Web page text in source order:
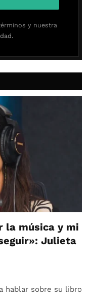
y nuestra
la música y mi
Julieta
hablar sobre su libro